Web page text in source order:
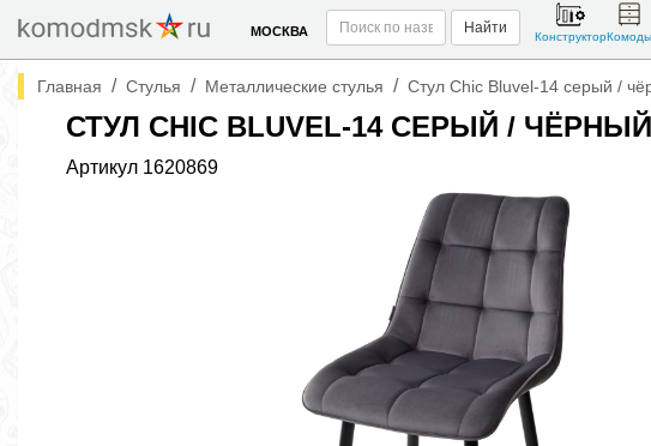
МОСКВА Найти
КонструкторКомоды
Главная / Стулья / Металлические стулья / Стул Chic Bluvel-14 серый /
СТУЛ CHIC BLUVEL-14 СЕРЫЙ /
Артикул 1620869